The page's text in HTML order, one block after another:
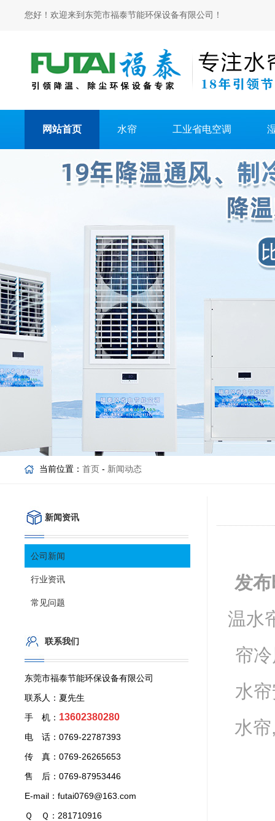
您好！欢迎来到东莞市福泰节能环保设备有限公司！
网站首页 水帘 工业省电空调
当前位置： 首页 - 新闻动态
发
温水
帘
水
水
新闻资讯
公司新闻
行业资讯
常见问题
联系我们
东莞市福泰节能环保设备有限公司
联系人：夏先生
手 机： 13602380280
电 话：0769-22787393
传 真：0769-26265653
售 后：0769-87953446
E-mail：futai0769@163.com
Ｑ Ｑ：281710916